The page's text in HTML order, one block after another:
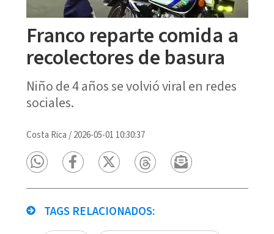
Franco reparte comida a
recolectores de basura
Niño de 4 años se volvió viral en redes
sociales.
Costa Rica /2026-05-01 10:30:37
TAGS RELACIONADOS: